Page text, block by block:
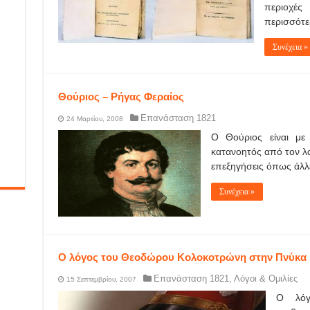
Συνέχεια »
Θούριος – Ρήγας Φεραίος
24 Μαρτίου, 2008 Επανάσταση 1821
Ο Θούριος είναι με
κατανοητός από τον
επεξηγήσεις όπως
Συνέχεια »
Ο λόγος του Θεοδώρου Κολοκοτρώνη στην Πνύκα
15 Σεπτεμβρίου, 2007 Επανάσταση 1821, Λόγοι & Ομιλίες
Ο